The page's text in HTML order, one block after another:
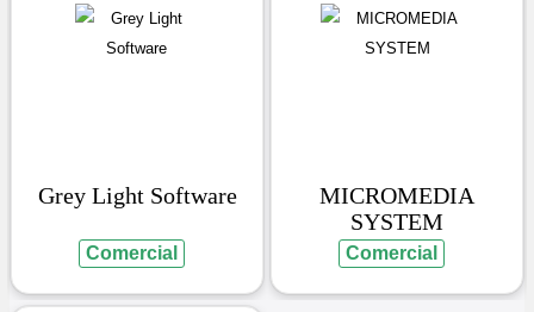
Grey Light Software
Comercial
MICROMEDIA
SYSTEM
Comercial